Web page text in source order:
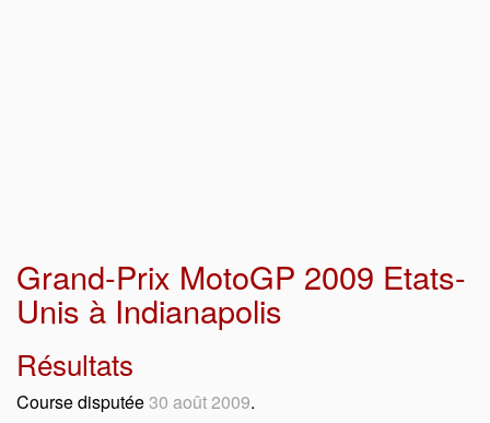
Grand-Prix MotoGP 2009 Etats-
Unis à Indianapolis
Résultats
Course disputée30 août 2009.